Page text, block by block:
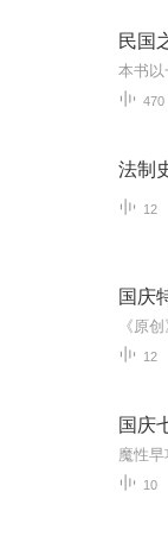
民国
470
法制
12
国庆
12
国庆
魔性早
10